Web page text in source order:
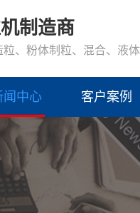
制造商
、粉体制粒、混合、液
闻中心 客户案例